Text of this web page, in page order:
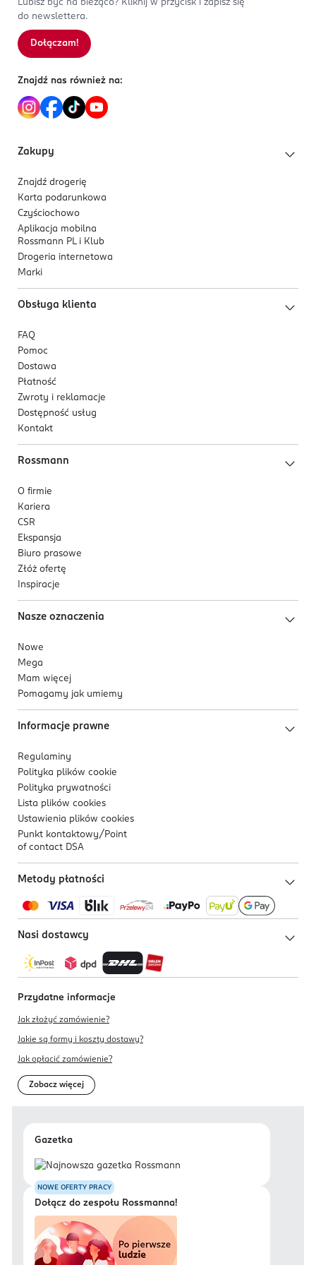
Kod EAN
9 000101 758764
Sortowanie wg
Lubisz być na bieżąco? Kliknij w przycisk i zapisz się
do newslettera.
Dołączam!
Znajdź nas również na:
Zakupy
Znajdź drogerię
Karta podarunkowa
Czyściochowo
Aplikacja mobilna
Rossmann PL i Klub
Drogeria internetowa
Marki
Obsługa klienta
FAQ
Pomoc
Dostawa
Płatność
Zwroty i reklamacje
Dostępność usług
Kontakt
Rossmann
O firmie
Kariera
CSR
Ekspansja
Biuro prasowe
Złóż ofertę
Inspiracje
Nasze oznaczenia
Nowe
Mega
Mam więcej
Pomagamy jak umiemy
Informacje prawne
Regulaminy
Polityka plików cookie
Polityka prywatności
Lista plików cookies
Ustawienia plików cookies
Punkt kontaktowy/ Point
of contact DSA
Metody płatności
Nasi dostawcy
Przydatne informacje
Jak złożyć zamówienie?
Jakie są formy i koszty dostawy?
Jak opłacić zamówienie?
Zobacz więcej
Gazetka
NOWE OFERTY PRACY
Dołącz do zespołu Rossmanna!